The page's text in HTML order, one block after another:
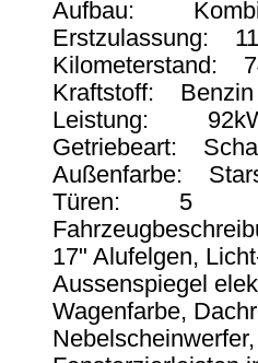
Aufbau:
Erstzulassung:
Kilometerstand:
Kraftstoff: Benzin
Leistung: 92kW
Getriebeart:
Außenfarbe:
Türen: 5
17" Alufelgen,
Aussenspiegel
Wagenfarbe,